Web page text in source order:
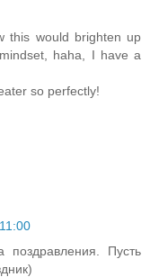
this would brighten up
haha, I have a
so perfectly!
поздравления. Пусть